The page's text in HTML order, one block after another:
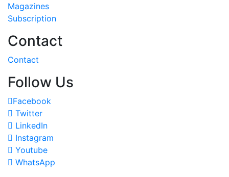
Magazines
Subscription
Contact
Contact
Follow Us
Facebook
Twitter
LinkedIn
Instagram
Youtube
WhatsApp